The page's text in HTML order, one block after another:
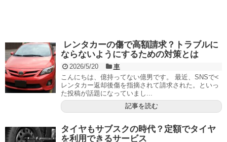
レンタカーの傷で高額請求？トラブルに
ならないようにするための対策とは
2026/5/20
車
こんにちは、億持ってない億男です。 最近、SNSで<
レンタカー返却後傷を指摘されて請求された。といっ
た投稿が話題になっていまし...
記事を読む
タイヤもサブスクの時代？定額でタイヤ
を利用できるサービス